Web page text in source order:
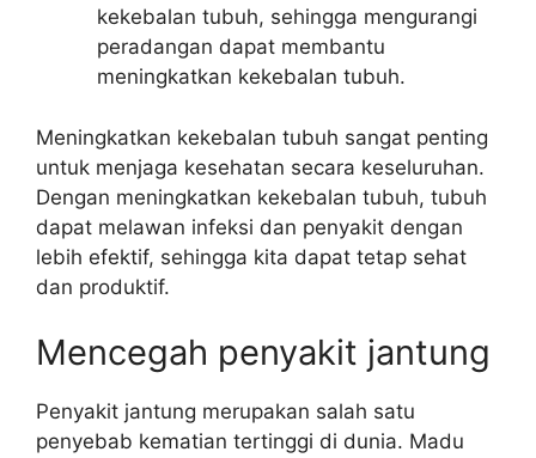
kekebalan tubuh, sehingga mengurangi
peradangan dapat membantu
meningkatkan kekebalan tubuh.
Meningkatkan kekebalan tubuh sangat penting
untuk menjaga kesehatan secara keseluruhan.
Dengan meningkatkan kekebalan tubuh, tubuh
dapat melawan infeksi dan penyakit dengan
lebih efektif, sehingga kita dapat tetap sehat
dan produktif.
Mencegah penyakit jantung
Penyakit jantung merupakan salah satu
penyebab kematian tertinggi di dunia. Madu